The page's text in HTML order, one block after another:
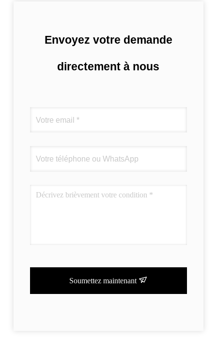
Envoyez votre demande
directement à nous
Soumettez maintenant